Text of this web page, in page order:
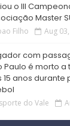
o III
Master
Filho Aug
com
Paulo é morto
15 anos durante
do Vale